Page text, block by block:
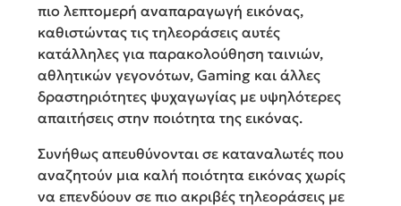
πιο λεπτομερή αναπαραγωγή εικόνας,
καθιστώντας τις τηλεοράσεις αυτές
κατάλληλες για παρακολούθηση ταινιών,
αθλητικών γεγονότων, Gaming και άλλες
δραστηριότητες ψυχαγωγίας με υψηλότερες
απαιτήσεις στην ποιότητα της εικόνας.
Συνήθως απευθύνονται σε καταναλωτές που
αναζητούν μια καλή ποιότητα εικόνας χωρίς
να επενδύουν σε πιο ακριβές τηλεοράσεις με